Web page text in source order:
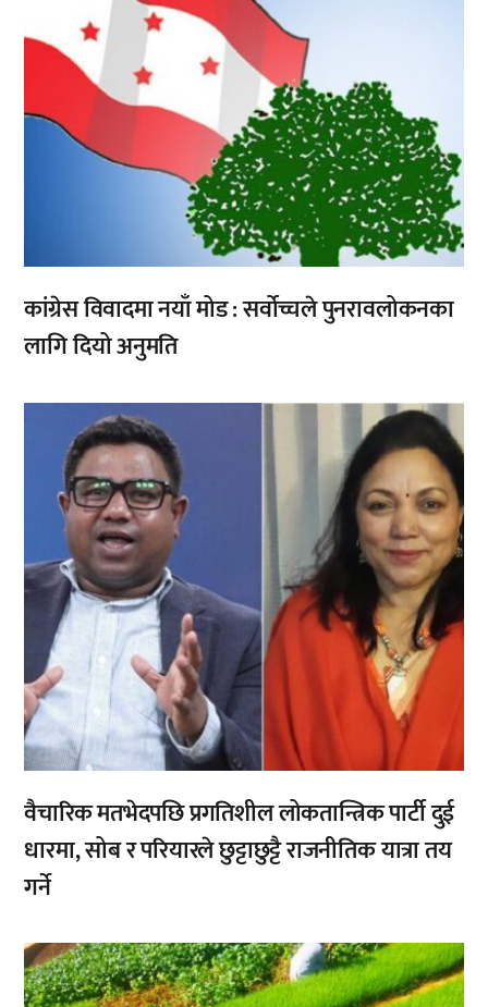
कांग्रेस विवादमा नयाँ मोड : सर्वोच्चले पुनरावलोकनका
लागि दियो अनुमति
वैचारिक मतभेदपछि प्रगतिशील लोकतान्त्रिक पार्टी दुई
धारमा, सोब र परियारले छुट्टाछुट्टै राजनीतिक यात्रा तय
गर्ने
,